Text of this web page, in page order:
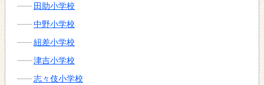
田助小学校
中野小学校
紐差小学校
津吉小学校
志々伎小学校